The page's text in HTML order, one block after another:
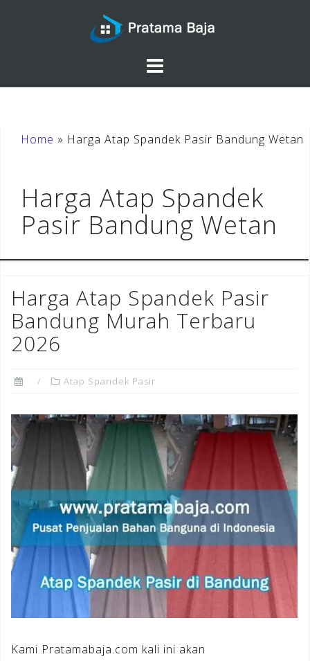
Home » Harga Atap Spandek Pasir Bandung Wetan
Harga Atap Spandek
Pasir Bandung Wetan
Harga Atap Spandek Pasir
Bandung Murah Terbaru
2026
Atap Spandek Pasir
Kami Pratamabaja.com kali ini akan